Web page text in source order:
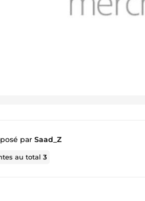
par Saad_Z
au total3